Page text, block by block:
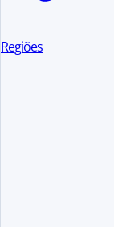
Regiões